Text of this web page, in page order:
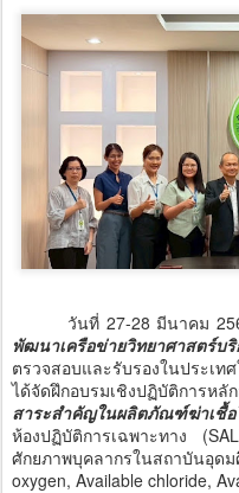
วันที่ 27-28 มีนาคม
พัฒนาเครือข่ายวิทยาศาสตร์บ
ตรวจสอบและรับรองในประเ
ได้จัดฝึกอบรมเชิงปฏิบัติการ
สาระสำคัญในผลิตภัณฑ์ฆ่าเชื้
ห้องปฏิบัติการเฉพาะทาง
ศักยภาพบุคลากรในสถาบันอุ
oxygen, Available chloride,